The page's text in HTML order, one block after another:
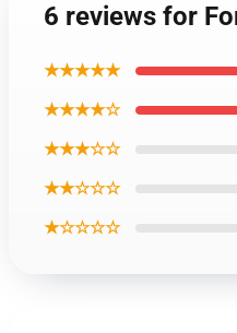
6 reviews for
★★★★★
★★★★☆
★★★☆☆
★★☆☆☆
★☆☆☆☆